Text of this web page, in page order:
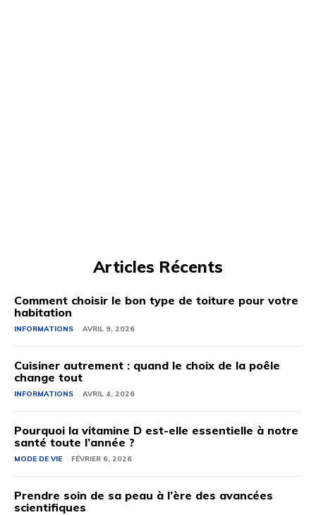
Articles Récents
Comment choisir le bon type de toiture pour votre
habitation
INFORMATIONS AVRIL 9, 2026
Cuisiner autrement : quand le choix de la poêle
change tout
INFORMATIONS AVRIL 4, 2026
Pourquoi la vitamine D est-elle essentielle à notre
santé toute l’année ?
MODE DE VIE FÉVRIER 6, 2026
Prendre soin de sa peau à l’ère des avancées
scientifiques